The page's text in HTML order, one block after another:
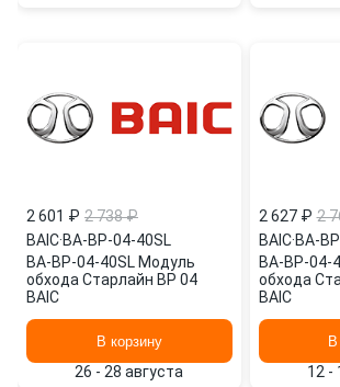
2 601 ₽ 2 738 ₽
BAIC·BA-BP-04-40SL
BA-BP-04-40SL Модуль
обхода Старлайн BP 04
BAIC
В корзину
26 - 28 августа
2 627 ₽ 2
BAIC·BA-
BA-BP-04-
обхода
BAIC
В
12 -